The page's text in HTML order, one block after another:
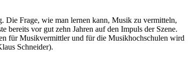
Die Frage, wie man lernen kann, Musik zu vermitteln,
bereits vor gut zehn Jahren auf den Impuls der Szene.
für Musikvermittler und für die Musikhochschulen wird
Schneider).